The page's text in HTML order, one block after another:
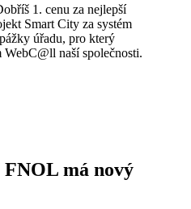
1. cenu za nejlepší
Smart City za systém
úřadu, pro který
naší společnosti.
má nový